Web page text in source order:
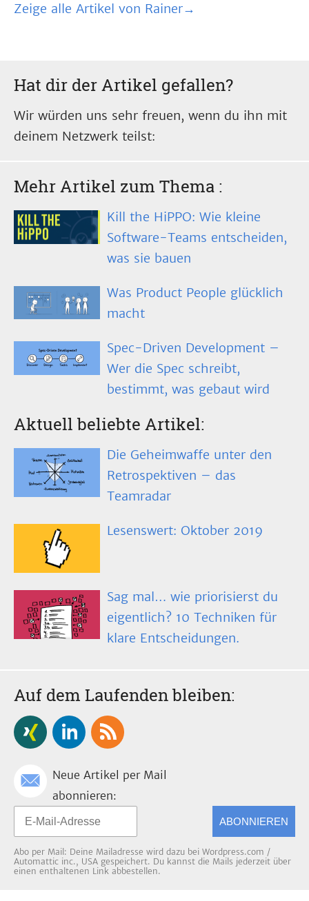
Zeige alle Artikel von Rainer→
Hat dir der Artikel gefallen?
Wir würden uns sehr freuen, wenn du ihn mit
deinem Netzwerk teilst:
Mehr Artikel zum Thema :
Kill the HiPPO: Wie kleine
Software-Teams entscheiden,
was sie bauen
Was Product People glücklich
macht
Spec-Driven Development –
Wer die Spec schreibt,
bestimmt, was gebaut wird
Aktuell beliebte Artikel:
Die Geheimwaffe unter den
Retrospektiven – das
Teamradar
Lesenswert: Oktober 2019
Sag mal… wie priorisierst du
eigentlich? 10 Techniken für
klare Entscheidungen.
Auf dem Laufenden bleiben:
Neue Artikel per Mail
abonnieren:
ABONNIEREN
Abo per Mail: Deine Mailadresse wird dazu bei Wordpress.com /
Automattic inc., USA gespeichert. Du kannst die Mails jederzeit über
einen enthaltenen Link abbestellen.